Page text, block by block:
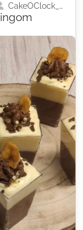
CakeOClock_Urška